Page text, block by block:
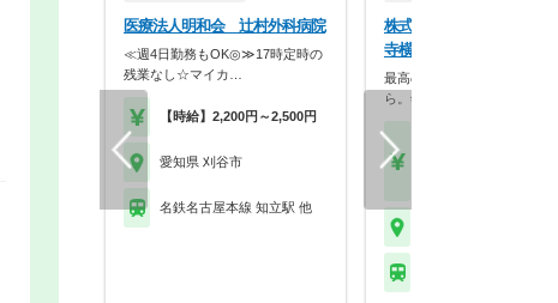
医療法人明和会 辻村外科病院
≪週4日勤務もOK◎≫17時定時の
残業なし☆マイカ…
【時給】2,200円～2,500円
愛知県 刈谷市
名鉄名古屋本線 知立駅 他
株式会社スギ薬局 スギ
寺横店
最高の服薬指導は、最高の休
ら。年2回の4連休、…